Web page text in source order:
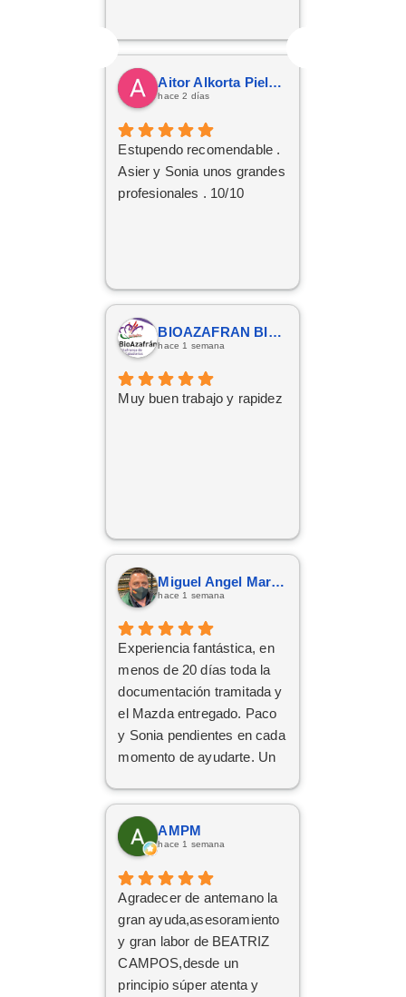
Aitor Alkorta Pielago
hace 2 días
Estupendo recomendable .
Asier y Sonia unos grandes
profesionales . 10/10
BIOAZAFRAN BIOAZAFRAN
hace 1 semana
Muy buen trabajo y rapidez
Miguel Angel Martín González
hace 1 semana
Experiencia fantástica, en
menos de 20 días toda la
documentación tramitada y
el Mazda entregado. Paco
y Sonia pendientes en cada
momento de ayudarte. Un
AMPM
hace 1 semana
Agradecer de antemano la
gran ayuda,asesoramiento
y gran labor de BEATRIZ
CAMPOS,desde un
principio súper atenta y